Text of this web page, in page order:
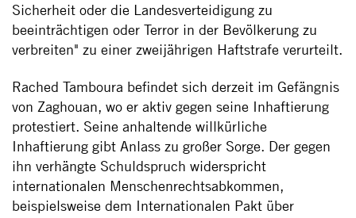
Sicherheit oder die Landesverteidigung zu
beeinträchtigen oder Terror in der Bevölkerung zu
verbreiten" zu einer zweijährigen Haftstrafe verurteilt.
Rached Tamboura befindet sich derzeit im Gefängnis
von Zaghouan, wo er aktiv gegen seine Inhaftierung
protestiert. Seine anhaltende willkürliche
Inhaftierung gibt Anlass zu großer Sorge. Der gegen
ihn verhängte Schuldspruch widerspricht
internationalen Menschenrechtsabkommen,
beispielsweise dem Internationalen Pakt über